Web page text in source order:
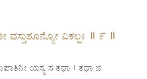
ವಸ್ತುಶೂನ್ಯೋ ವಿಕಲ್ಪಃ ॥ ೯ ॥
ಯಸ್ಯ ಸ ತಥಾ । ತಥಾ ಚ